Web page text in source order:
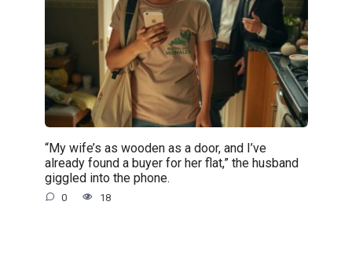
“My wife’s as wooden as a door, and I’ve
already found a buyer for her flat,” the husband
giggled into the phone.
0 18